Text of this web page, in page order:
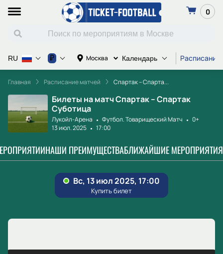
0
Москва Календарь Расписание
RU ₽
Главная Расписание матчей Спартак – Спарта...
Билеты на матч Спартак – Спартак
Суботица
Лукойл-Арена Футбол. Товарищеский Матч
0+
13 июл. 2025
17:00
НАШИ ПРЕИМУЩЕСТВАБЛИЖАЙШИЕ МЕРОПРИЯТИЯ